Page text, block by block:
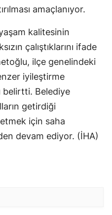
amaçlanıyor.
kalitesinin
çalıştıklarını ifade
ilçe genelindeki
iyileştirme
belirtti. Belediye
getirdiği
için saha
devam ediyor. (İHA)